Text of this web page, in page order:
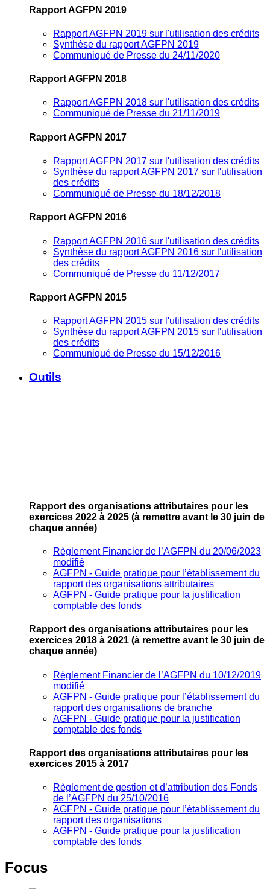
Rapport AGFPN 2019
Rapport AGFPN 2019 sur l'utilisation des crédits
Synthèse du rapport AGFPN 2019
Communiqué de Presse du 24/11/2020
Rapport AGFPN 2018
Rapport AGFPN 2018 sur l'utilisation des crédits
Communiqué de Presse du 21/11/2019
Rapport AGFPN 2017
Rapport AGFPN 2017 sur l'utilisation des crédits
Synthèse du rapport AGFPN 2017 sur l'utilisation
des crédits
Communiqué de Presse du 18/12/2018
Rapport AGFPN 2016
Rapport AGFPN 2016 sur l'utilisation des crédits
Synthèse du rapport AGFPN 2016 sur l'utilisation
des crédits
Communiqué de Presse du 11/12/2017
Rapport AGFPN 2015
Rapport AGFPN 2015 sur l'utilisation des crédits
Synthèse du rapport AGFPN 2015 sur l'utilisation
des crédits
Communiqué de Presse du 15/12/2016
Outils
Rapport des organisations attributaires pour les
exercices 2022 à 2025 (à remettre avant le 30 juin de
chaque année)
Règlement Financier de l’AGFPN du 20/06/2023
modifié
AGFPN ‐ Guide pratique pour l’établissement du
rapport des organisations attributaires
AGFPN ‐ Guide pratique pour la justification
comptable des fonds
Rapport des organisations attributaires pour les
exercices 2018 à 2021 (à remettre avant le 30 juin de
chaque année)
Règlement Financier de l’AGFPN du 10/12/2019
modifié
AGFPN ‐ Guide pratique pour l’établissement du
rapport des organisations de branche
AGFPN ‐ Guide pratique pour la justification
comptable des fonds
Rapport des organisations attributaires pour les
exercices 2015 à 2017
Règlement de gestion et d’attribution des Fonds
de l’AGFPN du 25/10/2016
AGFPN ‐ Guide pratique pour l’établissement du
rapport des organisations
AGFPN ‐ Guide pratique pour la justification
comptable des fonds
Focus